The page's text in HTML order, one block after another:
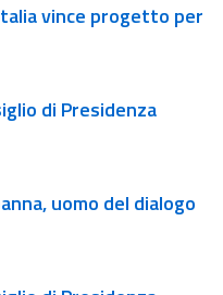
vince progetto per
di Presidenza
uomo del dialogo